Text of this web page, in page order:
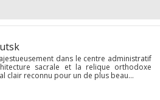
dans le centre administratif
sacrale et la relique orthodoxe
clair reconnu pour un de plus beau...